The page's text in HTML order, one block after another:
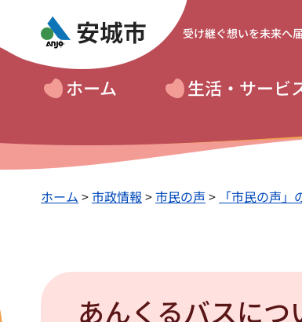
受け継ぐ想いを未来へ
ホーム 生活・サービ
ホーム >市政情報 >市民の声 > 「市民の声」
あんくるバスにつ